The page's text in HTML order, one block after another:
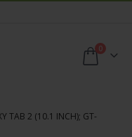
0
TAB 2 (10.1 INCH); GT-